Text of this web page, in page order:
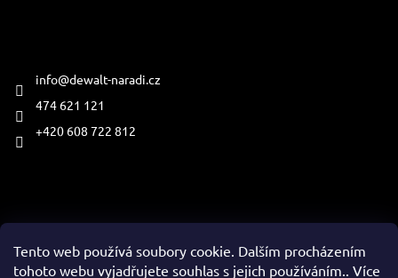
Tento web používá soubory cookie. Dalším procházením
tohoto webu vyjadřujete souhlas s jejich používáním.. Více
info@dewalt-naradi.cz
474 621 121
+420 608 722 812